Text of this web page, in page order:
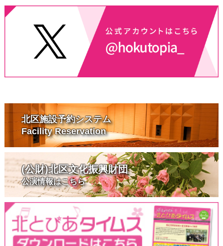
北区施設予約システム
Facility Reservation
(公財)北区文化振興財団
公演情報はこちら